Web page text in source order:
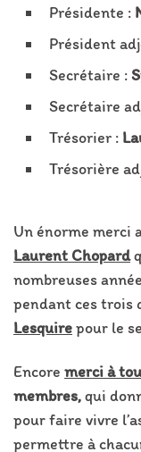
Présidente :
Président
Secrétaire :
Secrétaire
Trésorier :
Trésorière
Un énorme merci
Laurent Chopard
nombreuses
pendant ces trois
Lesquirepour le
Encore merci à
membres,qui
pour faire vivre
permettre à